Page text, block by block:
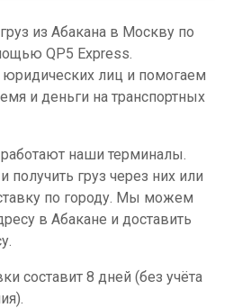
из Абакана в Москву по
QP5 Express.
лиц и помогаем
и деньги на транспортных
наши терминалы.
груз через них или
по городу. Мы можем
в Абакане и доставить
составит 8 дней (без учёта